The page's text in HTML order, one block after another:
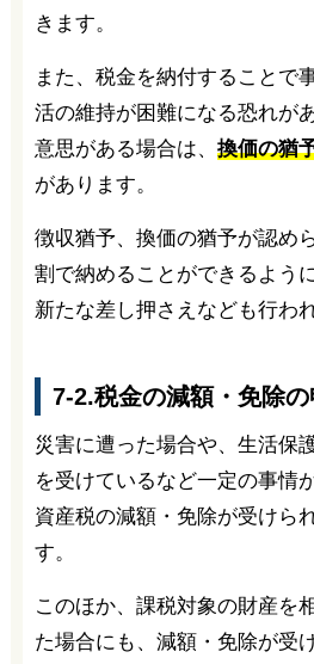
きます。
また、税金を納付することで
活の維持が困難になる恐れが
意思がある場合は、 換価の猶
があります。
徴収猶予、換価の猶予が認め
割で納めることができるよう
新たな差し押さえなども行わ
7-2.税金の減額・免除
災害に遭った場合や、生活保
を受けているなど一定の事情
資産税の減額・免除が受けら
す。
このほか、課税対象の財産を
た場合にも、減額・免除が受